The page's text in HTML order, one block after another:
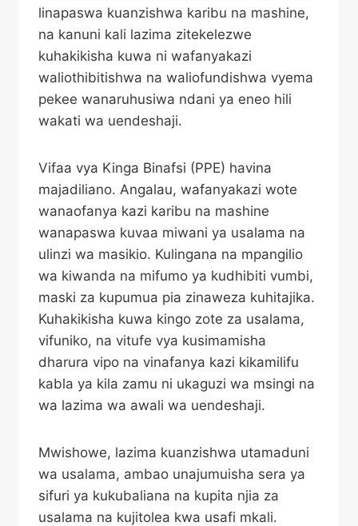
linapaswa kuanzishwa karibu na mashine,
na kanuni kali lazima zitekelezwe
kuhakikisha kuwa ni wafanyakazi
waliothibitishwa na waliofundishwa vyema
pekee wanaruhusiwa ndani ya eneo hili
wakati wa uendeshaji.
Vifaa vya Kinga Binafsi (PPE) havina
majadiliano. Angalau, wafanyakazi wote
wanaofanya kazi karibu na mashine
wanapaswa kuvaa miwani ya usalama na
ulinzi wa masikio. Kulingana na mpangilio
wa kiwanda na mifumo ya kudhibiti vumbi,
maski za kupumua pia zinaweza kuhitajika.
Kuhakikisha kuwa kingo zote za usalama,
vifuniko, na vitufe vya kusimamisha
dharura vipo na vinafanya kazi kikamilifu
kabla ya kila zamu ni ukaguzi wa msingi na
wa lazima wa awali wa uendeshaji.
Mwishowe, lazima kuanzishwa utamaduni
wa usalama, ambao unajumuisha sera ya
sifuri ya kukubaliana na kupita njia za
usalama na kujitolea kwa usafi mkali.